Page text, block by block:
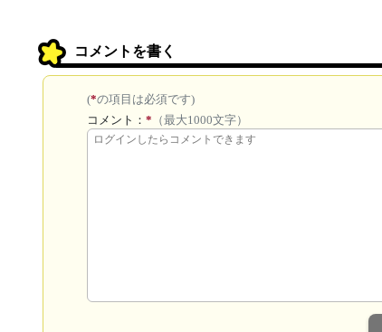
コメントを書く
(*の項目は必須です)
コメント： * （最大1000文字）